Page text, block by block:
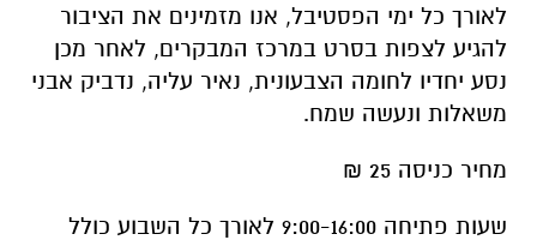
לאורך כל ימי הפסטיבל, אנו מזמינים את הציבור
להגיע לצפות בסרט במרכז המבקרים, לאחר מכן
נסע יחדיו לחומה הצבעונית, נאיר עליה, נדביק אבני
משאלות ונעשה שמח.
מחיר כניסה 25 ₪
שעות פתיחה 9:00-16:00 לאורך כל השבוע כולל